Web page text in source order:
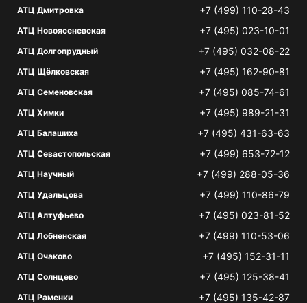
АТЦ Дмитровка +7 (499) 110-28-43
АТЦ Новоясеневская +7 (495) 023-10-01
АТЦ Долгопрудный +7 (495) 032-08-22
АТЦ Щёлковская +7 (495) 162-90-81
АТЦ Семеновская +7 (495) 085-74-61
АТЦ Химки +7 (495) 989-21-31
АТЦ Балашиха +7 (495) 431-63-63
АТЦ Севастопольская +7 (499) 653-72-12
АТЦ Научный +7 (499) 288-05-36
АТЦ Удальцова +7 (499) 110-86-79
АТЦ Алтуфьево +7 (495) 023-81-52
АТЦ Лобненская +7 (499) 110-53-06
АТЦ Очаково +7 (495) 152-31-11
АТЦ Солнцево +7 (495) 125-38-41
АТЦ Раменки +7 (495) 135-42-87